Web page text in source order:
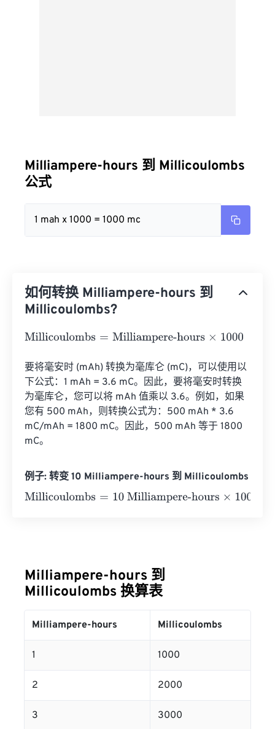
Milliampere-hours 到 Millicoulombs
公式
1 mah x 1000 = 1000 mc
如何转换 Milliampere-hours 到
Millicoulombs?
Millicoulombs=Milliampere-hours×1000
要将毫安时 (mAh) 转换为毫库仑 (mC)，可以使用以
下公式：1 mAh = 3.6 mC。因此，要将毫安时转换
为毫库仑，您可以将 mAh 值乘以 3.6。例如，如果
您有 500 mAh，则转换公式为：500 mAh * 3.6
mC/mAh = 1800 mC。因此，500 mAh 等于 1800
mC。
例子: 转变 10 Milliampere-hours 到 Millicoulombs
Millicoulombs=10 Milliampere-hours×1000=10000
Milliampere-hours 到
Millicoulombs 换算表
Milliampere-hours Millicoulombs
1 1000
2 2000
3 3000